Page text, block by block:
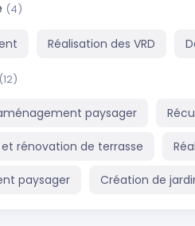
(4)
Réalisation des VRD
(12)
paysager
et rénovation de terrasse
paysager Création de